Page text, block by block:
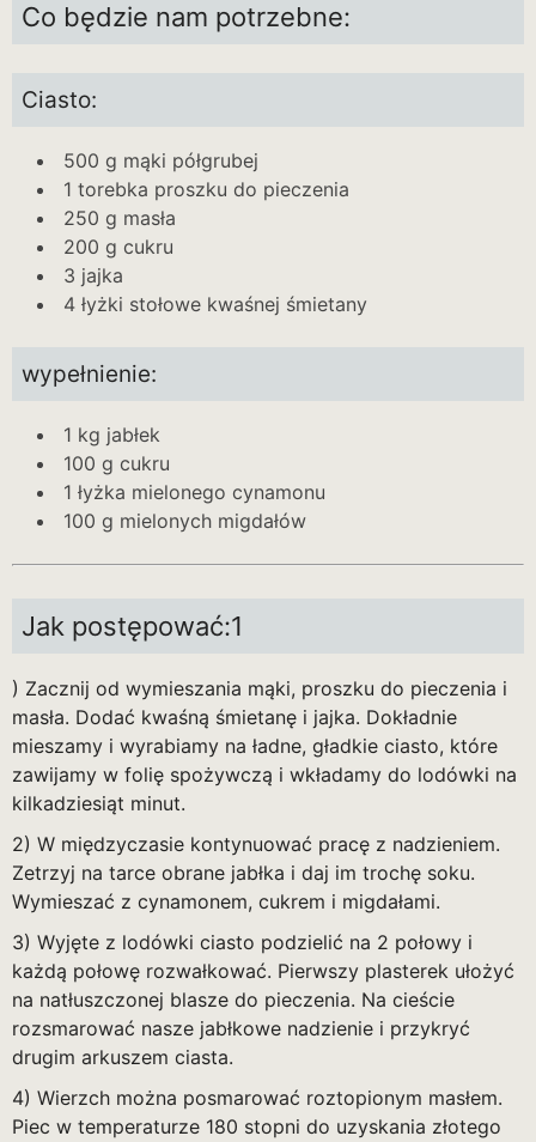
Co będzie nam potrzebne:
Ciasto:
500 g mąki półgrubej
1 torebka proszku do pieczenia
250 g masła
200 g cukru
3 jajka
4 łyżki stołowe kwaśnej śmietany
wypełnienie:
1 kg jabłek
100 g cukru
1 łyżka mielonego cynamonu
100 g mielonych migdałów
Jak postępować:1
) Zacznij od wymieszania mąki, proszku do pieczenia i
masła. Dodać kwaśną śmietanę i jajka. Dokładnie
mieszamy i wyrabiamy na ładne, gładkie ciasto, które
zawijamy w folię spożywczą i wkładamy do lodówki na
kilkadziesiąt minut.
2) W międzyczasie kontynuować pracę z nadzieniem.
Zetrzyj na tarce obrane jabłka i daj im trochę soku.
Wymieszać z cynamonem, cukrem i migdałami.
3) Wyjęte z lodówki ciasto podzielić na 2 połowy i
każdą połowę rozwałkować. Pierwszy plasterek ułożyć
na natłuszczonej blasze do pieczenia. Na cieście
rozsmarować nasze jabłkowe nadzienie i przykryć
drugim arkuszem ciasta.
4) Wierzch można posmarować roztopionym masłem.
Piec w temperaturze 180 stopni do uzyskania złotego